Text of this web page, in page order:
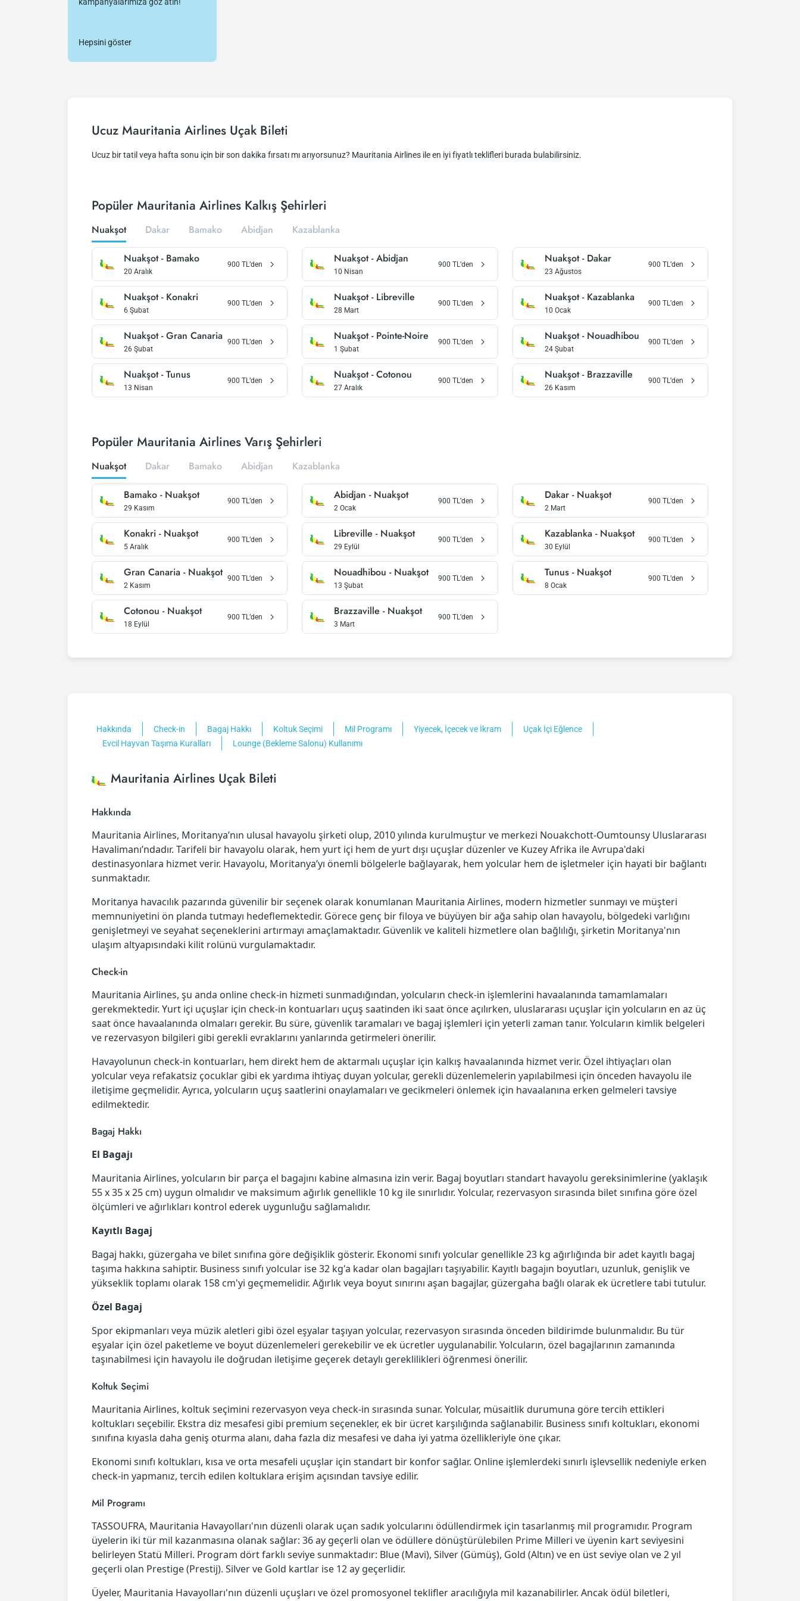
Hepsini göster
Ucuz Mauritania Airlines Uçak Bileti
Ucuz bir tatil veya hafta sonu için bir son dakika fırsatı mı arıyorsunuz? Mauritania Airlines ile en iyi fiyatlı teklifleri burada bulabilirsiniz.
Popüler Mauritania Airlines Kalkış Şehirleri
Nuakşot Dakar Bamako Abidjan Kazablanka
Nuakşot- Bamako
20 Aralık
900 TL’den Nuakşot-Abidjan
10 Nisan
900 TL’den Nuakşot- Dakar
23 Ağustos
900 TL’den
Nuakşot- Konakri
6 Şubat
900 TL’den Nuakşot- Libreville
28 Mart
900 TL’den Nuakşot- Kazablanka
10 Ocak
900 TL’den
Nuakşot-Gran Canaria
26 Şubat
900 TL’den Nuakşot- Pointe-Noire
1 Şubat
900 TL’den Nuakşot- Nouadhibou
24 Şubat
900 TL’den
Nuakşot-Tunus
13 Nisan
900 TL’den Nuakşot-Cotonou
27 Aralık
900 TL’den Nuakşot- Brazzaville
26 Kasım
900 TL’den
Popüler Mauritania Airlines Varış Şehirleri
Nuakşot Dakar Bamako Abidjan Kazablanka
Bamako - Nuakşot
29 Kasım
900 TL’den Abidjan - Nuakşot
2 Ocak
900 TL’den Dakar- Nuakşot
2 Mart
900 TL’den
Konakri - Nuakşot
5 Aralık
900 TL’den Libreville - Nuakşot
29 Eylül
900 TL’den Kazablanka- Nuakşot
30 Eylül
900 TL’den
Gran Canaria - Nuakşot
2 Kasım
900 TL’den Nouadhibou - Nuakşot
13 Şubat
900 TL’den Tunus- Nuakşot
8 Ocak
900 TL’den
Cotonou - Nuakşot
18 Eylül
900 TL’den Brazzaville - Nuakşot
3 Mart
900 TL’den
Hakkında Check-in Bagaj Hakkı Koltuk Seçimi Mil Programı Yiyecek, İçecek ve İkram
Uçak İçi Eğlence
Evcil Hayvan Taşıma Kuralları
Lounge (Bekleme Salonu) Kullanımı
Mauritania Airlines Uçak Bileti
Hakkında
Mauritania Airlines, Moritanya’nın ulusal havayolu şirketi olup, 2010 yılında kurulmuştur ve merkezi Nouakchott-Oumtounsy Uluslararası
Havalimanı’ndadır. Tarifeli bir havayolu olarak, hem yurt içi hem de yurt dışı uçuşlar düzenler ve Kuzey Afrika ile Avrupa'daki
destinasyonlara hizmet verir. Havayolu, Moritanya’yı önemli bölgelerle bağlayarak, hem yolcular hem de işletmeler için hayati bir bağlantı
sunmaktadır.
Moritanya havacılık pazarında güvenilir bir seçenek olarak konumlanan Mauritania Airlines, modern hizmetler sunmayı ve müşteri
memnuniyetini ön planda tutmayı hedeflemektedir. Görece genç bir filoya ve büyüyen bir ağa sahip olan havayolu, bölgedeki varlığını
genişletmeyi ve seyahat seçeneklerini artırmayı amaçlamaktadır. Güvenlik ve kaliteli hizmetlere olan bağlılığı, şirketin Moritanya'nın
ulaşım altyapısındaki kilit rolünü vurgulamaktadır.
Check-in
Mauritania Airlines, şu anda online check-in hizmeti sunmadığından, yolcuların check-in işlemlerini havaalanında tamamlamaları
gerekmektedir. Yurt içi uçuşlar için check-in kontuarları uçuş saatinden iki saat önce açılırken, uluslararası uçuşlar için yolcuların en az üç
saat önce havaalanında olmaları gerekir. Bu süre, güvenlik taramaları ve bagaj işlemleri için yeterli zaman tanır. Yolcuların kimlik belgeleri
ve rezervasyon bilgileri gibi gerekli evraklarını yanlarında getirmeleri önerilir.
Havayolunun check-in kontuarları, hem direkt hem de aktarmalı uçuşlar için kalkış havaalanında hizmet verir. Özel ihtiyaçları olan
yolcular veya refakatsiz çocuklar gibi ek yardıma ihtiyaç duyan yolcular, gerekli düzenlemelerin yapılabilmesi için önceden havayolu ile
iletişime geçmelidir. Ayrıca, yolcuların uçuş saatlerini onaylamaları ve gecikmeleri önlemek için havaalanına erken gelmeleri tavsiye
edilmektedir.
Bagaj Hakkı
El Bagajı
Mauritania Airlines, yolcuların bir parça el bagajını kabine almasına izin verir. Bagaj boyutları standart havayolu gereksinimlerine (yaklaşık
55 x 35 x 25 cm) uygun olmalıdır ve maksimum ağırlık genellikle 10 kg ile sınırlıdır. Yolcular, rezervasyon sırasında bilet sınıfına göre özel
ölçümleri ve ağırlıkları kontrol ederek uygunluğu sağlamalıdır.
Kayıtlı Bagaj
Bagaj hakkı, güzergaha ve bilet sınıfına göre değişiklik gösterir. Ekonomi sınıfı yolcular genellikle 23 kg ağırlığında bir adet kayıtlı bagaj
taşıma hakkına sahiptir. Business sınıfı yolcular ise 32 kg'a kadar olan bagajları taşıyabilir. Kayıtlı bagajın boyutları, uzunluk, genişlik ve
yükseklik toplamı olarak 158 cm'yi geçmemelidir. Ağırlık veya boyut sınırını aşan bagajlar, güzergaha bağlı olarak ek ücretlere tabi tutulur.
Özel Bagaj
Spor ekipmanları veya müzik aletleri gibi özel eşyalar taşıyan yolcular, rezervasyon sırasında önceden bildirimde bulunmalıdır. Bu tür
eşyalar için özel paketleme ve boyut düzenlemeleri gerekebilir ve ek ücretler uygulanabilir. Yolcuların, özel bagajlarının zamanında
taşınabilmesi için havayolu ile doğrudan iletişime geçerek detaylı gereklilikleri öğrenmesi önerilir.
Koltuk Seçimi
Mauritania Airlines, koltuk seçimini rezervasyon veya check-in sırasında sunar. Yolcular, müsaitlik durumuna göre tercih ettikleri
koltukları seçebilir. Ekstra diz mesafesi gibi premium seçenekler, ek bir ücret karşılığında sağlanabilir. Business sınıfı koltukları, ekonomi
sınıfına kıyasla daha geniş oturma alanı, daha fazla diz mesafesi ve daha iyi yatma özellikleriyle öne çıkar.
Ekonomi sınıfı koltukları, kısa ve orta mesafeli uçuşlar için standart bir konfor sağlar. Online işlemlerdeki sınırlı işlevsellik nedeniyle erken
check-in yapmanız, tercih edilen koltuklara erişim açısından tavsiye edilir.
Mil Programı
TASSOUFRA, Mauritania Havayolları'nın düzenli olarak uçan sadık yolcularını ödüllendirmek için tasarlanmış mil programıdır. Program
üyelerin iki tür mil kazanmasına olanak sağlar: 36 ay geçerli olan ve ödüllere dönüştürülebilen Prime Milleri ve üyenin kart seviyesini
belirleyen Statü Milleri. Program dört farklı seviye sunmaktadır: Blue (Mavi), Silver (Gümüş), Gold (Altın) ve en üst seviye olan ve 2 yıl
geçerli olan Prestige (Prestij). Silver ve Gold kartlar ise 12 ay geçerlidir.
Üyeler, Mauritania Havayolları'nın düzenli uçuşları ve özel promosyonel teklifler aracılığıyla mil kazanabilirler. Ancak ödül biletleri,